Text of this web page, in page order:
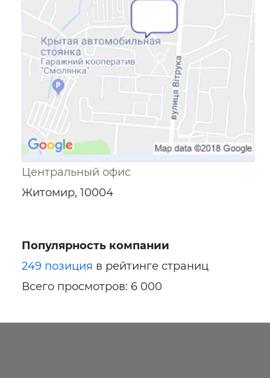
Ссылка для мобильных устройств
Центральный офис
Житомир, 10004
Популярность компании
249 позиция в рейтинге страниц
Всего просмотров: 6 000